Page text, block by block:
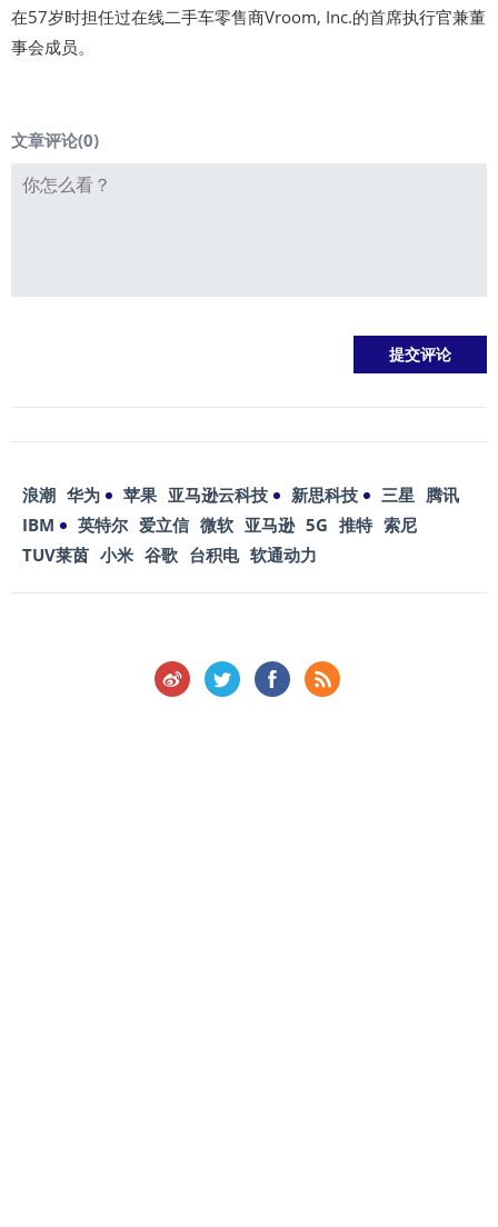
在57岁时担任过在线二手车零售商Vroom, Inc.的首席执行官兼董
事会成员。
文章评论(0)
浪潮 华为 苹果 亚马逊云科技 新思科技 三星 腾讯
IBM
英特尔 爱立信 微软 亚马逊 5G 推特 索尼
TUV莱茵 小米 谷歌 台积电 软通动力